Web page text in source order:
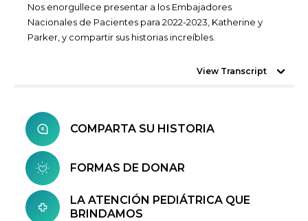
Nos enorgullece presentar a los Embajadores
Nacionales de Pacientes para 2022-2023, Katherine y
Parker, y compartir sus historias increíbles.
View Transcript
COMPARTA SU HISTORIA
FORMAS DE DONAR
LA ATENCIÓN PEDIÁTRICA QUE
BRINDAMOS